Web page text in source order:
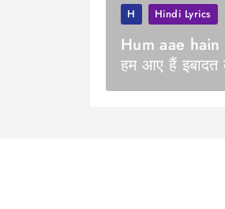
H Hindi Lyrics
Hum aae
हम आए हैं इबादत